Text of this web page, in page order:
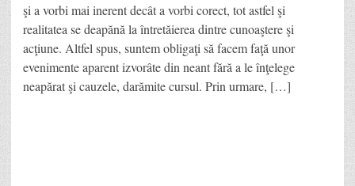
şi a vorbi mai inerent decât a vorbi corect, tot astfel şi
realitatea se deapănă la întretăierea dintre cunoaştere şi
acţiune. Altfel spus, suntem obligaţi să facem faţă unor
evenimente aparent izvorâte din neant fără a le înţelege
neapărat şi cauzele, darămite cursul. Prin urmare, […]